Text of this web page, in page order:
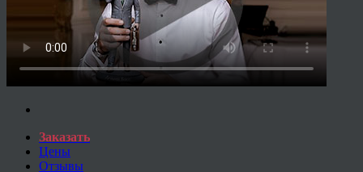
Заказать
Цены
Отзывы